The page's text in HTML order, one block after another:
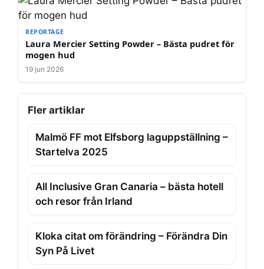
REPORTAGE
Laura Mercier Setting Powder – Bästa pudret för
mogen hud
19 jun 2026
Fler artiklar
Malmö FF mot Elfsborg laguppställning –
Startelva 2025
All Inclusive Gran Canaria – bästa hotell
och resor från Irland
Kloka citat om förändring – Förändra Din
Syn På Livet